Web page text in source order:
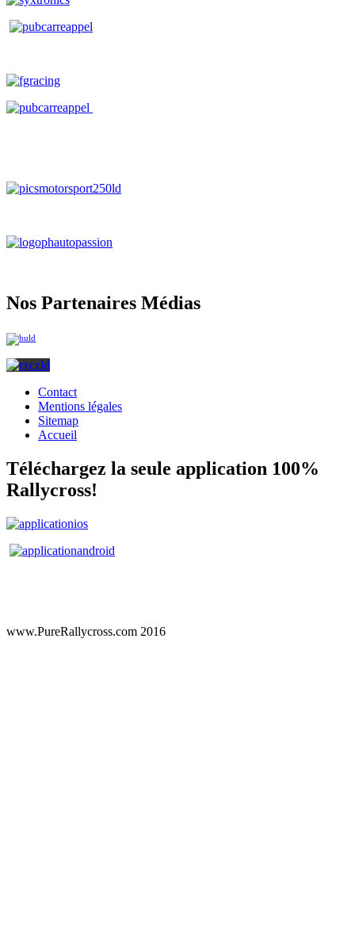
Nos Partenaires Médias
Contact
Mentions légales
Sitemap
Accueil
Téléchargez la seule application 100%
Rallycross!
www.PureRallycross.com 2016